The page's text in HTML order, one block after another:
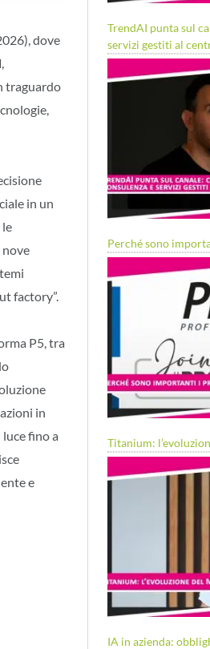
dove
,
traguardo
in un
nove
factory”.
P5, tra
in
fino a
e
TrendAI punta sul
servizi gestiti al
Perché sono
Titanium:
IA in azienda: